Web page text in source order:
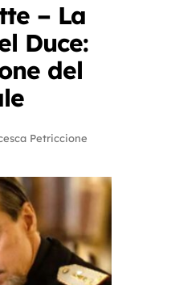
– La
Duce:
del
Petriccione